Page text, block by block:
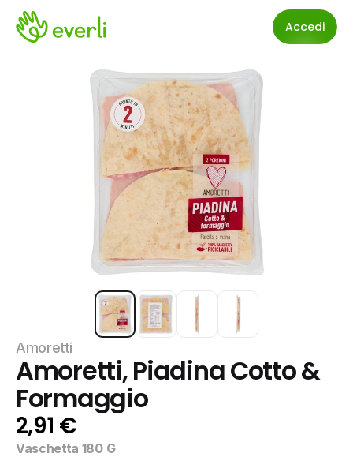
Accedi
Amoretti
Amoretti, Piadina Cotto &
Formaggio
2,91 €
Vaschetta 180 G